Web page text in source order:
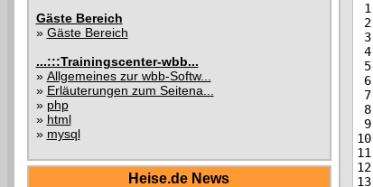
Gäste Bereich
» Gäste Bereich
...:::Trainingscenter-wbb...
» Allgemeines zur wbb-Softw...
» Erläuterungen zum Seitena...
» php
» html
» mysql
Heise.de News